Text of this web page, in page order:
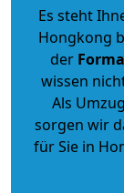
Es steht
Hongkong
der
wissen
Als
sorgen wir
für Sie in